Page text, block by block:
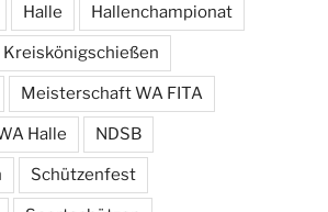
Halle Hallenchampionat
Kreiskönigschießen
Meisterschaft WA FITA
Halle NDSB
Schützenfest